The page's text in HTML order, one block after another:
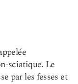
sciatique. Le
par les fesses et